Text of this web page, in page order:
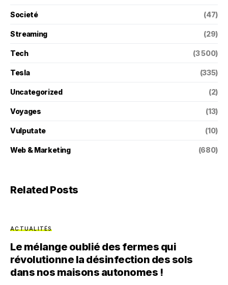
Societé (47)
Streaming (29)
Tech (3 500)
Tesla (335)
Uncategorized (2)
Voyages (13)
Vulputate (10)
Web & Marketing (680)
Related Posts
ACTUALITÉS
Le mélange oublié des fermes qui
révolutionne la désinfection des sols
dans nos maisons autonomes !